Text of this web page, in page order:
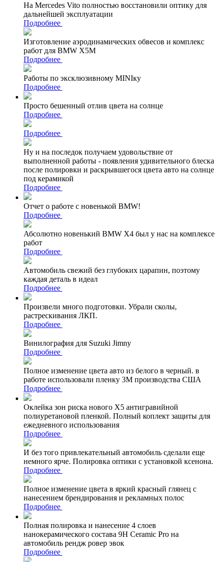
На Mercedes Vito полностью восстановили оптику для
дальнейшей эксплуатации
Подробнее
Изготовление аэродинамических обвесов и комплекс
работ для BMW X5M
Подробнее
Работы по эксклюзивному MINIку
Подробнее
Просто бешенный отлив цвета на солнце
Подробнее
Подробнее
Ну и на последок получаем удовольствие от
выполненной работы - появления удивительного блеска
после полировки и раскрывшегося цвета авто на солнце
под керамикой
Подробнее
Отчет о работе с новенькой BMW!
Подробнее
Абсолютно новенький BMW X4 был у нас на комплексе
работ
Подробнее
Автомобиль свежий без глубоких царапин, поэтому
каждая деталь в идеал
Подробнее
Произвели много подготовки. Убрали сколы,
растрескивания ЛКП.
Подробнее
Винилография для Suzuki Jimny
Подробнее
Полное изменение цвета авто из белого в черный. в
работе использовали пленку 3М производства США
Подробнее
Оклейка зон риска нового Х5 антигравийной
полиуретановой пленкой. Полный коплект защиты для
ежедневного использования
Подробнее
И без того привлекательный автомобиль сделали еще
немного ярче. Полировка оптики с установкой ксенона.
Подробнее
Полное изменение цвета в яркий красный глянец с
нанесением брендирования и рекламных полос
Подробнее
Полная полировка и нанесение 4 слоев
нанокерамического состава 9Н Ceramic Pro на
автомобиль рендж ровер эвок
Подробнее